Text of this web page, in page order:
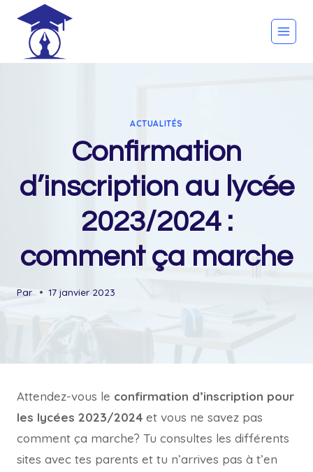
content
ACTUALITÉS
Confirmation
d’inscription au lycée
2023/2024 :
comment ça marche
Par 17 janvier 2023
Attendez-vous le confirmation d’inscription pour
les lycées 2023/2024 et vous ne savez pas
comment ça marche? Tu consultes les différents
sites avec tes parents et tu n’arrives pas à t’en